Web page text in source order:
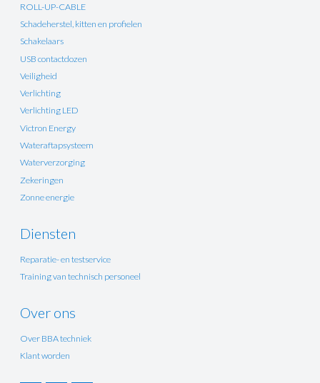
ROLL-UP-CABLE
Schadeherstel, kitten en profielen
Schakelaars
USB contactdozen
Veiligheid
Verlichting
Verlichting LED
Victron Energy
Wateraftapsysteem
Waterverzorging
Zekeringen
Zonne energie
Diensten
Reparatie- en testservice
Training van technisch personeel
Over ons
Over BBA techniek
Klant worden